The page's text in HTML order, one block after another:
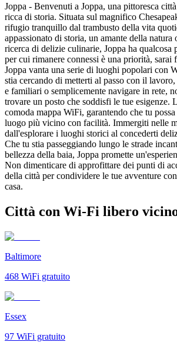
Joppa - Benvenuti a Joppa, una pittoresca
ricca di storia. Situata sul magnifico
rifugio tranquillo dal trambusto della vita
appassionato di storia, un amante della natura
ricerca di delizie culinarie, Joppa ha qualcosa
per cui rimanere connessi è una priorità, sarai
Joppa vanta una serie di luoghi popolari con
stia cercando di metterti al passo con il
e familiari o semplicemente navigare in rete,
trovare un posto che soddisfi le tue esigenze.
comoda mappa WiFi, garantendo che tu
luogo più vicino con facilità. Immergiti nelle
dall'esplorare i luoghi storici al concederti
Che tu stia passeggiando lungo le strade
bellezza della baia, Joppa promette
Non dimenticare di approfittare dei punti di
della città per condividere le tue avventure
casa.
Città con Wi-Fi libero
Baltimore
468 WiFi gratuito
Essex
97 WiFi gratuito